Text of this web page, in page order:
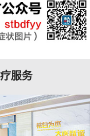
服务